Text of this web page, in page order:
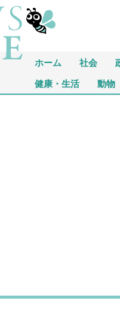
ホーム 社会
健康・生活 動物